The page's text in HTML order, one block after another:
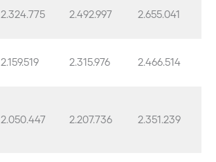
2.324.775 2.492.997 2.655.041
2.159.519 2.315.976 2.466.514
2.050.447 2.207.736 2.351.239